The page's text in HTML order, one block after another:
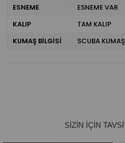
ESNEME
ESNEME VAR
KALIP
TAM KALIP
KUMAŞ BİLGİSİ
SCUBA KUMAŞ